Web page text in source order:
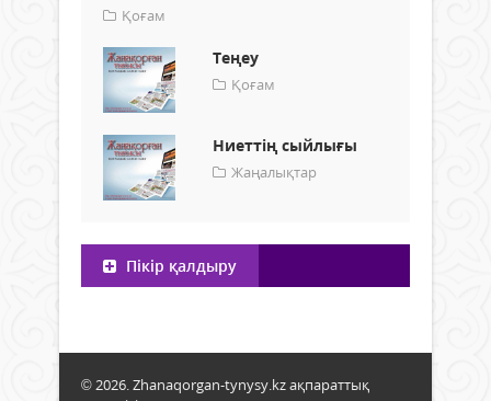
Қоғам
Теңеу
Қоғам
Ниеттің сыйлығы
Жаңалықтар
Пікір қалдыру
© 2026. Zhanaqorgan-tynysy.kz ақпараттық